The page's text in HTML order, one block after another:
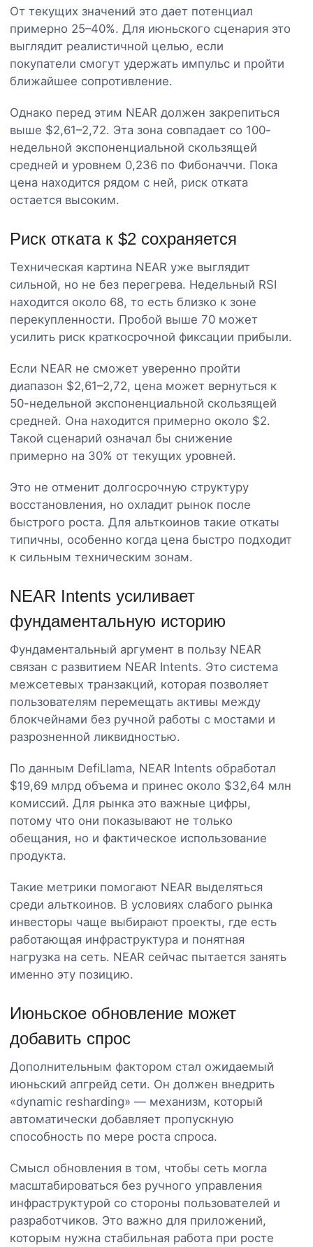
От текущих значений это дает потенциал
примерно 25–40%. Для июньского сценария это
выглядит реалистичной целью, если
покупатели смогут удержать импульс и пройти
ближайшее сопротивление.
Однако перед этим NEAR должен закрепиться
выше $2,61–2,72. Эта зона совпадает со 100-
недельной экспоненциальной скользящей
средней и уровнем 0,236 по Фибоначчи. Пока
цена находится рядом с ней, риск отката
остается высоким.
Риск отката к $2 сохраняется
Техническая картина NEAR уже выглядит
сильной, но не без перегрева. Недельный RSI
находится около 68, то есть близко к зоне
перекупленности. Пробой выше 70 может
усилить риск краткосрочной фиксации прибыли.
Если NEAR не сможет уверенно пройти
диапазон $2,61–2,72, цена может вернуться к
50-недельной экспоненциальной скользящей
средней. Она находится примерно около $2.
Такой сценарий означал бы снижение
примерно на 30% от текущих уровней.
Это не отменит долгосрочную структуру
восстановления, но охладит рынок после
быстрого роста. Для альткоинов такие откаты
типичны, особенно когда цена быстро подходит
к сильным техническим зонам.
NEAR Intents усиливает
фундаментальную историю
Фундаментальный аргумент в пользу NEAR
связан с развитием NEAR Intents. Это система
межсетевых транзакций, которая позволяет
пользователям перемещать активы между
блокчейнами без ручной работы с мостами и
разрозненной ликвидностью.
По данным DefiLlama, NEAR Intents обработал
$19,69 млрд объема и принес около $32,64 млн
комиссий. Для рынка это важные цифры,
потому что они показывают не только
обещания, но и фактическое использование
продукта.
Такие метрики помогают NEAR выделяться
среди альткоинов. В условиях слабого рынка
инвесторы чаще выбирают проекты, где есть
работающая инфраструктура и понятная
нагрузка на сеть. NEAR сейчас пытается занять
именно эту позицию.
Июньское обновление может
добавить спрос
Дополнительным фактором стал ожидаемый
июньский апгрейд сети. Он должен внедрить
«dynamic resharding» — механизм, который
автоматически добавляет пропускную
способность по мере роста спроса.
Смысл обновления в том, чтобы сеть могла
масштабироваться без ручного управления
инфраструктурой со стороны пользователей и
разработчиков. Это важно для приложений,
которым нужна стабильная работа при росте